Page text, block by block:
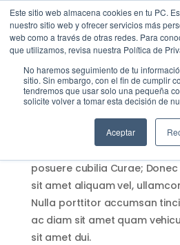
Este sitio web almacena cookies en tu PC.
nuestro sitio web y ofrecer servicios más
web como a través de otras redes. Para
que utilizamos, revisa nuestra Política de
No haremos seguimiento de tu
sitio. Sin embargo, con el fin de cumplir
tendremos que usar solo una pequeña
solicite volver a tomar esta decisión de
Aceptar
Menu
EMPIEZA AQUÍ
Inicio
Casos de Éxito
Industrias
Cotiza SAP
Contacto
One platform for
analytics
Quisque velit nisi, pretium ut
id enim. Sed porttitor lectus
posuere cubilia Curae;
sit amet aliquam vel,
Nulla porttitor accumsan
ac diam sit amet quam
sit amet dui.